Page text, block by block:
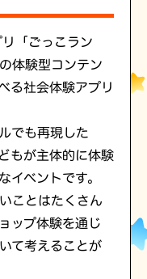
「ごっこラン
体験型コンテン
る社会体験アプリ
でも再現した
もが主体的に体験
イベントです。
ことはたくさん
ップ体験を通じ
て考えることが